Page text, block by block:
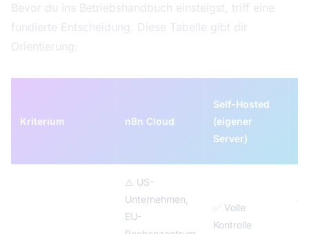
Bevor du ins Betriebshandbuch einsteigst, triff eine
fundierte Entscheidung. Diese Tabelle gibt dir
Orientierung:
Kriterium n8n Cloud
Self-Hosted
(eigener
Server)
⚠️ US-
Unternehmen,
EU-
✅ Volle
Kontrolle